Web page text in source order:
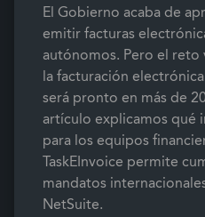
El Gobierno acaba de
emitir facturas
autónomos. Pero el reto
la facturación
será pronto en más de
artículo explicamos qué
para los equipos
TaskEInvoice permite
mandatos
NetSuite.